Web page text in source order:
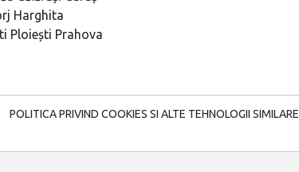
Harghita
Ploiești Prahova
POLITICA PRIVIND COOKIES SI ALTE TEHNOLOGII SIMILARE